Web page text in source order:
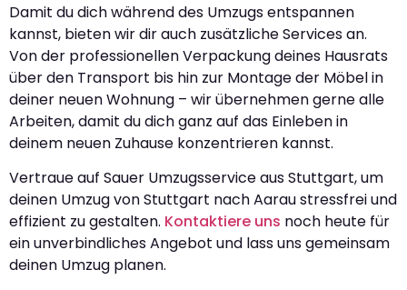
Damit du dich während des Umzugs entspannen
kannst, bieten wir dir auch zusätzliche Services an.
Von der professionellen Verpackung deines Hausrats
über den Transport bis hin zur Montage der Möbel in
deiner neuen Wohnung – wir übernehmen gerne alle
Arbeiten, damit du dich ganz auf das Einleben in
deinem neuen Zuhause konzentrieren kannst.
Vertraue auf Sauer Umzugsservice aus Stuttgart, um
deinen Umzug von Stuttgart nach Aarau stressfrei und
effizient zu gestalten. Kontaktiere uns noch heute für
ein unverbindliches Angebot und lass uns gemeinsam
deinen Umzug planen.